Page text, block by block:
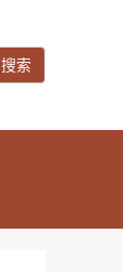
搜索